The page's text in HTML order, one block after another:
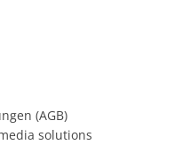
(AGB)
solutions